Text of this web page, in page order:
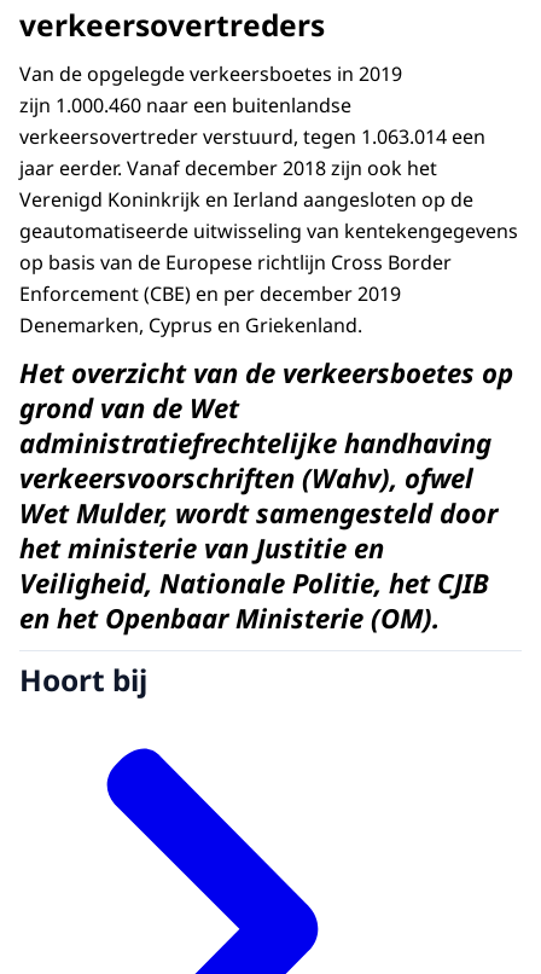
verkeersovertreders
Van de opgelegde verkeersboetes in 2019
zijn 1.000.460 naar een buitenlandse
verkeersovertreder verstuurd, tegen 1.063.014 een
jaar eerder. Vanaf december 2018 zijn ook het
Verenigd Koninkrijk en Ierland aangesloten op de
geautomatiseerde uitwisseling van kentekengegevens
op basis van de Europese richtlijn Cross Border
Enforcement (CBE) en per december 2019
Denemarken, Cyprus en Griekenland.
Het overzicht van de verkeersboetes op
grond van de Wet
administratiefrechtelijke handhaving
verkeersvoorschriften (Wahv), ofwel
Wet Mulder, wordt samengesteld door
het ministerie van Justitie en
Veiligheid, Nationale Politie, het CJIB
en het Openbaar Ministerie (OM).
Hoort bij